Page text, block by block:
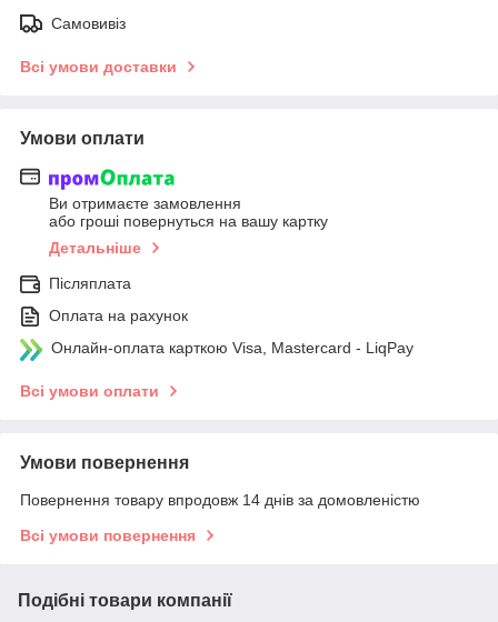
Самовивіз
Всі умови доставки
Умови оплати
Ви отримаєте замовлення
або гроші повернуться на вашу картку
Детальніше
Післяплата
Оплата на рахунок
Онлайн-оплата карткою Visa, Mastercard - LiqPay
Всі умови оплати
Умови повернення
Повернення товару впродовж 14 днів за домовленістю
Всі умови повернення
Подібні товари компанії